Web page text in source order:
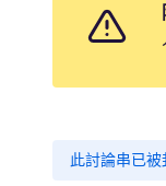
此討論串已被